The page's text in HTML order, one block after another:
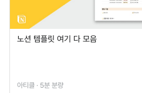
노션 템플릿 여기 다 모음
아티클 · 5분 분량